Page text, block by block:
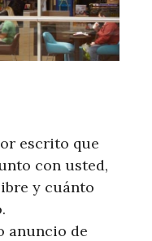
escrito que
con usted,
y cuánto
anuncio de